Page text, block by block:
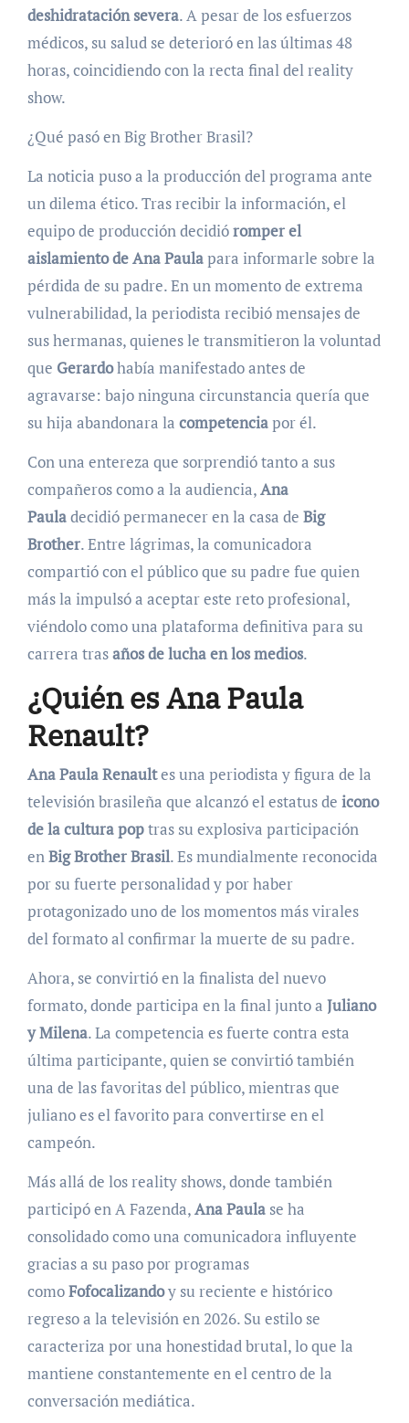
deshidratación severa. A pesar de los esfuerzos
médicos, su salud se deterioró en las últimas 48
horas, coincidiendo con la recta final del reality
show.
¿Qué pasó en Big Brother Brasil?
La noticia puso a la producción del programa ante
un dilema ético. Tras recibir la información, el
equipo de producción decidióromper el
aislamiento de Ana Paulapara informarle sobre la
pérdida de su padre. En un momento de extrema
vulnerabilidad, la periodista recibió mensajes de
sus hermanas, quienes le transmitieron la voluntad
que Gerardohabía manifestado antes de
agravarse: bajo ninguna circunstancia quería que
su hija abandonara la competenciapor él.
Con una entereza que sorprendió tanto a sus
compañeros como a la audiencia,Ana
Pauladecidió permanecer en la casa de Big
Brother. Entre lágrimas, la comunicadora
compartió con el público que su padre fue quien
más la impulsó a aceptar este reto profesional,
viéndolo como una plataforma definitiva para su
carrera trasaños de lucha en los medios.
¿Quién es Ana Paula
Renault?
Ana Paula Renaultes una periodista y figura de la
televisión brasileña que alcanzó el estatus de icono
de la cultura poptras su explosiva participación
en Big Brother Brasil. Es mundialmente reconocida
por su fuerte personalidad y por haber
protagonizado uno de los momentos más virales
del formato al confirmar la muerte de su padre.
Ahora, se convirtió en la finalista del nuevo
formato, donde participa en la final junto a Juliano
y Milena. La competencia es fuerte contra esta
última participante, quien se convirtió también
una de las favoritas del público, mientras que
juliano es el favorito para convertirse en el
campeón.
Más allá de los reality shows, donde también
participó en A Fazenda,Ana Paulase ha
consolidado como una comunicadora influyente
gracias a su paso por programas
comoFofocalizandoy su reciente e histórico
regreso a la televisión en 2026. Su estilo se
caracteriza por una honestidad brutal, lo que la
mantiene constantemente en el centro de la
conversación mediática.